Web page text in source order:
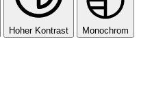
Hoher Kontrast Monochrom